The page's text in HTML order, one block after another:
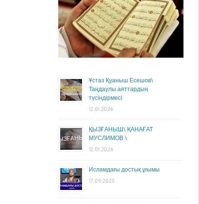
Ұстаз Қуаныш Есешов\
Таңдаулы аяттардың
түсіндірмесі
12.01.2026
ҚЫЗҒАНЫШ\ ҚАНАҒАТ
МУСЛИМОВ \
12.01.2026
Исламдағы достық ұғымы
17.05.2025